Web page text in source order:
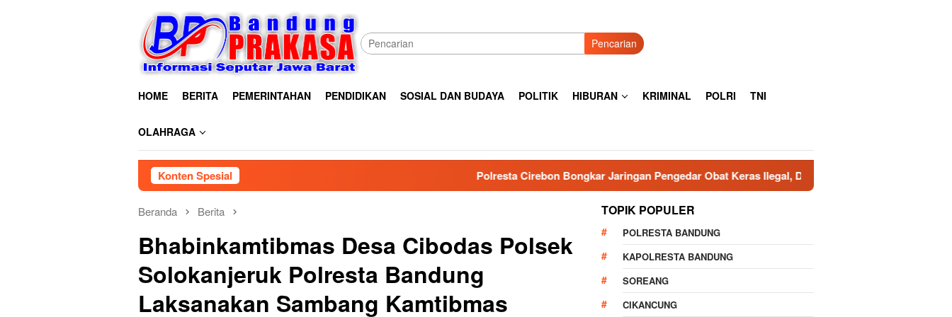
Pencarian
HOME BERITA PEMERINTAHAN PENDIDIKAN SOSIAL DAN BUDAYA POLITIK HIBURAN KRIMINAL POLRI TNI
OLAHRAGA
Konten Spesial Polresta Cirebon Bongkar Jaringan Pengedar Obat Keras Ilegal, Dua Pelaku Diringkus
Beranda Berita
Bhabinkamtibmas Desa Cibodas Polsek
Solokanjeruk Polresta Bandung
Laksanakan Sambang Kamtibmas
TOPIK POPULER
POLRESTA BANDUNG
KAPOLRESTA BANDUNG
SOREANG
CIKANCUNG